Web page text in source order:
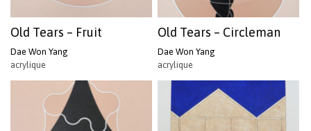
Old Tears – Fruit
Dae Won Yang
acrylique
Old Tears – Circleman
Dae Won Yang
acrylique